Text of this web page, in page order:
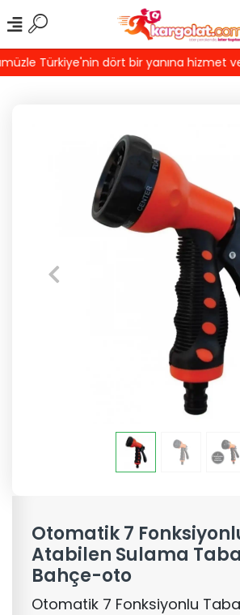
Türkiye'nin dört bir yanına hizmet
Otomatik 7
Atabilen Sulama
Bahçe-oto
Otomatik 7 Fonksiyonlu